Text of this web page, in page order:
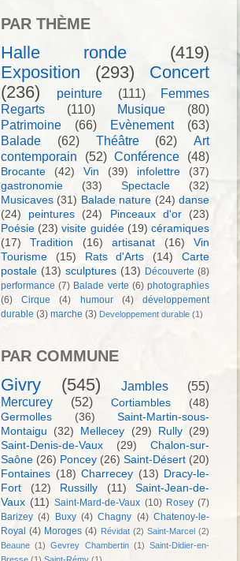
PAR THÈME
Halle ronde
(419)
Exposition
(293)
Concert
(236)
peinture (111)
Femmes
Regarts
(110) Musique
(80)
Patrimoine
(66) Evènement
(63)
Balade
(62) Théâtre (62)
Art
contemporain
(52) Conférence (48)
Brocante (42) Vin (39) infolettre
(37)
gastronomie
(33) Spectacle
(32)
Musicaves (31) Balade nature (24) danse
(24)
peintures (24) Pinceaux d'or
(23)
Poésie (23) visite guidée (19) céramiques
(17)
Tradition (16) artisanat (16)
Vin
Tourisme
(15) Rats d'Arts (14)
Carte
postale (13) sculptures (13) Découverte (8)
performance (7) Balade verte (6) photographies
(6)
Cirque (4) humour (4)
développement
durable (3) marche (3) Developpement durable (1)
PAR COMMUNE
Givry (545) Jambles
(55)
Mercurey
(52) Cortiambles
(48)
Germolles
(36)
Saint-Martin-sous-
Montaigu
(32) Mellecey (29) Rully
(29)
Saint-Denis-de-Vaux
(29)
Chalon-sur-
Saône (26) Poncey (26) Saint-Désert (20)
Fontaines (18) Charrecey (13) Dracy-le-
Fort
(12) Russilly (11)
Saint-Jean-de-
Vaux (11) Saint-Mard-de-Vaux (10) Rosey (7)
Barizey (4) Buxy (4) Chagny (4) Chatenoy-le-
Royal (4) Moroges (4) Révidat (2) Saint-Marcel (2)
Beaune (1) Gevrey Chambertin (1) Saint-Didier-en-